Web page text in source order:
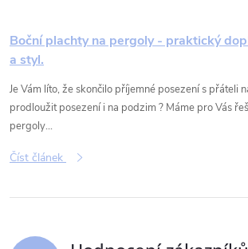
Boční plachty na pergoly - praktický
a styl.
Je Vám líto, že skončilo příjemné posezení s přáteli
prodloužit posezení i na podzim ? Máme pro Vás
pergoly...
Číst článek